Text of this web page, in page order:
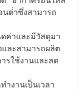
ต่ําซึ่งสามารถ
ค่าและมีวัสดุมา
และสามารถผลิต
รใช้งานและลด
างานเป็นเวลา